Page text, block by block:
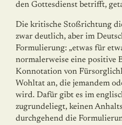
den Gottesdienst betrifft,
Die kritische Stoßrichtung
zwar deutlich, aber im
Formulierung: „etwas für
normalerweise eine positive
Konnotation von
Wohltat an, die jemandem
wird. Dafür gibt es im
zugrundeliegt, keinen
durchgehend die